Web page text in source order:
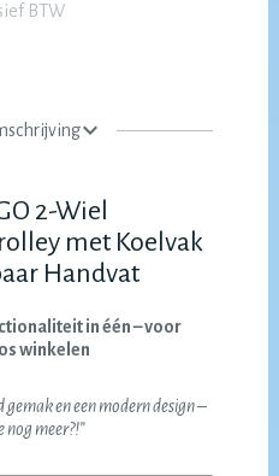
BTW
2-Wiel
met Koelvak
Handvat
in één – voor
winkelen
en een modern design –
meer?!”